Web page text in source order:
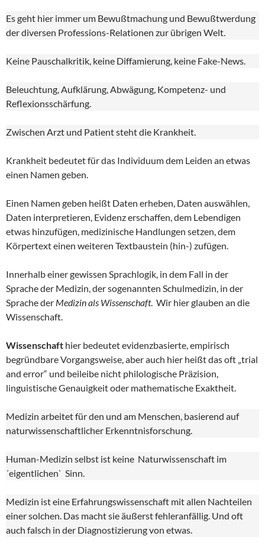
Es geht hier immer um Bewußtmachung und Bewußtwerdung
der diversen Professions-Relationen zur übrigen Welt.
Keine Pauschalkritik, keine Diffamierung, keine Fake-News.
Beleuchtung, Aufklärung, Abwägung, Kompetenz- und
Reflexionsschärfung.
Zwischen Arzt und Patient steht die Krankheit.
Krankheit bedeutet für das Individuum dem Leiden an etwas
einen Namen geben.
Einen Namen geben heißt Daten erheben, Daten auswählen,
Daten interpretieren, Evidenz erschaffen, dem Lebendigen
etwas hinzufügen, medizinische Handlungen setzen, dem
Körpertext einen weiteren Textbaustein (hin-) zufügen.
Innerhalb einer gewissen Sprachlogik, in dem Fall in der
Sprache der Medizin, der sogenannten Schulmedizin, in der
Sprache der Medizin als Wissenschaft. Wir hier glauben an die
Wissenschaft.
Wissenschaft hier bedeutet evidenzbasierte, empirisch
begründbare Vorgangsweise, aber auch hier heißt das oft „trial
and error“ und beileibe nicht philologische Präzision,
linguistische Genauigkeit oder mathematische Exaktheit.
Medizin arbeitet für den und am Menschen, basierend auf
naturwissenschaftlicher Erkenntnisforschung.
Human-Medizin selbst ist keine Naturwissenschaft im
´eigentlichen` Sinn.
Medizin ist eine Erfahrungswissenschaft mit allen Nachteilen
einer solchen. Das macht sie äußerst fehleranfällig. Und oft
auch falsch in der Diagnostizierung von etwas.